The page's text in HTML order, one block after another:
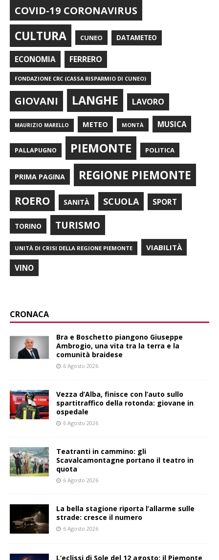
COVID-19 CORONAVIRUS
CULTURA CUNEO DATAMETEO
ECONOMIA FERRERO
FONDAZIONE CRC (CASSA RISPARMIO DI CUNEO)
GIOVANI LANGHE LAVORO
MAURIZIO MARELLO METEO MONTÀ MUSICA
PALLAPUGNO PIEMONTE POLITICA
PRIMA PAGINA REGIONE PIEMONTE
ROERO SANITÀ SCUOLA SPORT
TORINO TURISMO
UNITÀ DI CRISI DELLA REGIONE PIEMONTE VIABILITÀ
VINO
CRONACA
Bra e Boschetto piangono Giuseppe
Ambrogio, una vita tra la terra e la
comunità braidese
6 Agosto 2026
Vezza d’Alba, finisce con l’auto sullo
spartitraffico della rotonda: giovane in
ospedale
6 Agosto 2026
Teatranti in cammino: gli
Scavalcamontagne portano il teatro in
quota
6 Agosto 2026
La bella stagione riporta l’allarme sulle
strade: cresce il numero
6 Agosto 2026
L’eclissi di Sole del 12 agosto: il Piemonte